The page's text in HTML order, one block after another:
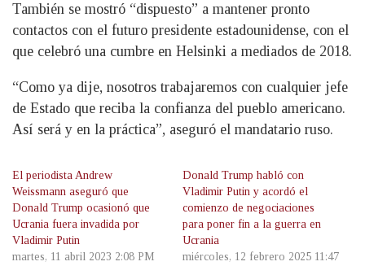
También se mostró “dispuesto” a mantener pronto
contactos con el futuro presidente estadounidense, con el
que celebró una cumbre en Helsinki a mediados de 2018.
“Como ya dije, nosotros trabajaremos con cualquier jefe
de Estado que reciba la confianza del pueblo americano.
Así será y en la práctica”, aseguró el mandatario ruso.
El periodista Andrew
Weissmann aseguró que
Donald Trump ocasionó que
Ucrania fuera invadida por
Vladimir Putin
martes, 11 abril 2023 2:08 PM
Donald Trump habló con
Vladimir Putin y acordó el
comienzo de negociaciones
para poner fin a la guerra en
Ucrania
miércoles, 12 febrero 2025 11:47